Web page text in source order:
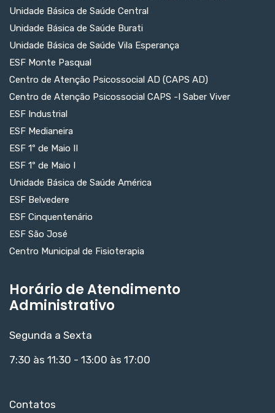
Unidade Básica de Saúde Central
Unidade Básica de Saúde Burati
Unidade Básica de Saúde Vila Esperança
ESF Monte Pasqual
Centro de Atenção Psicossocial AD (CAPS AD)
Centro de Atenção Psicossocial CAPS -I Saber Viver
ESF Industrial
ESF Medianeira
ESF 1º de Maio II
ESF 1º de Maio I
Unidade Básica de Saúde América
ESF Belvedere
ESF Cinquentenário
ESF São José
Centro Municipal de Fisioterapia
Horário de Atendimento
Administrativo
Segunda a Sexta
7:30 às 11:30 - 13:00 às 17:00
Contatos